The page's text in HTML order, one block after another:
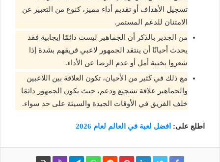
تسجيل الأهداف أو تقديم أداء مميز، كنوع من التعبير عن
الامتنان للدعم المستمر.
من الجدير بالذكر أن الجماهير ليست دائمًا إيجابية فقد
يحدث أحيانًا أن ينتقد الجمهور لاعبي فريقهم بشدة إذا
شعروا بخيبة أمل أو عدم الرضا عن الأداء.
مع ذلك في كثير من الأحيان، تكون العلاقة بين اللاعبين
والجماهير علاقة تشجيع ودعم، حيث يكون الجمهور دائمًا
خلف الفريق في الأوقات الجيدة والسيئة على حد سواء.
اطلع على: افضل لعبة في العالم لعام 2026